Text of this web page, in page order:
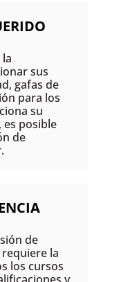
sus
gafas de
para los
su
posible
de
de
la
los cursos